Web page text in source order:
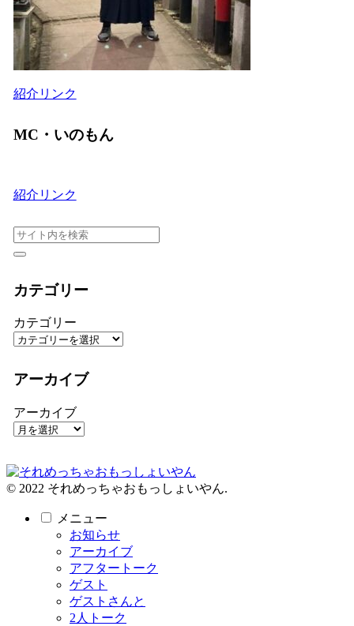
紹介リンク
MC・いのもん
紹介リンク
カテゴリー
カテゴリー
アーカイブ
アーカイブ
© 2022 それめっちゃおもっしょいやん.
メニュー
お知らせ
アーカイブ
アフタートーク
ゲスト
ゲストさんと
2人トーク